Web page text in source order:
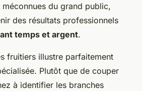
du grand public,
des résultats professionnels
temps et argent.
fruitiers illustre parfaitement
Plutôt que de couper
à identifier les branches